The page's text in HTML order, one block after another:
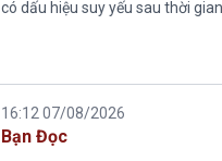
có dấu hiệu suy yếu sau thời
16:12 07/08/2026
Bạn Đọc